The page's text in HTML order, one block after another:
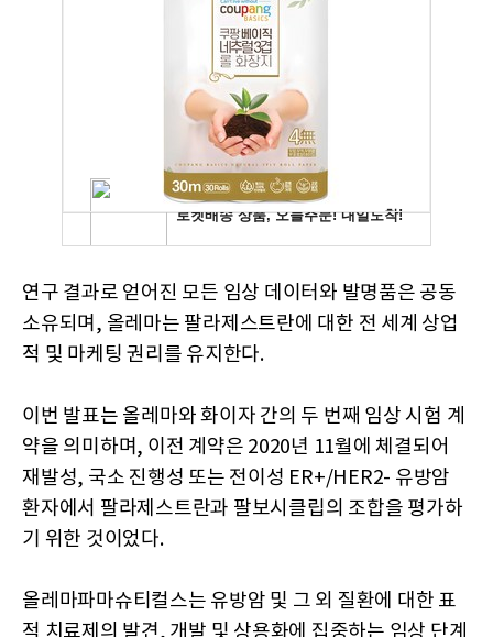
연구 결과로 얻어진 모든 임상 데이터와 발명품은 공동
소유되며, 올레마는 팔라제스트란에 대한 전 세계 상업
적 및 마케팅 권리를 유지한다.
이번 발표는 올레마와 화이자 간의 두 번째 임상 시험 계
약을 의미하며, 이전 계약은 2020년 11월에 체결되어
재발성, 국소 진행성 또는 전이성 ER+/HER2- 유방암
환자에서 팔라제스트란과 팔보시클립의 조합을 평가하
기 위한 것이었다.
올레마파마슈티컬스는 유방암 및 그 외 질환에 대한 표
적 치료제의 발견, 개발 및 상용화에 집중하는 임상 단계